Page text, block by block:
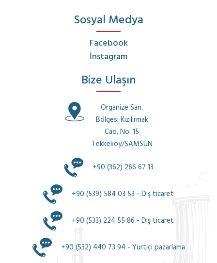
Sosyal Medya
Facebook
İnstagram
Bize Ulaşın
Organize San.
Bölgesi Kızılırmak
Cad. No: 15
Tekkeköy/SAMSUN
+90 (362) 266 67 13
+90 (539) 584 03 53 - Dış ticaret
+90 (533) 224 55 86 - Dış ticaret
+90 (532) 440 73 94 - Yurtiçi pazarlama